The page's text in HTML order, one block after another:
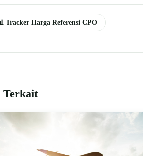
Tracker Harga Referensi CPO